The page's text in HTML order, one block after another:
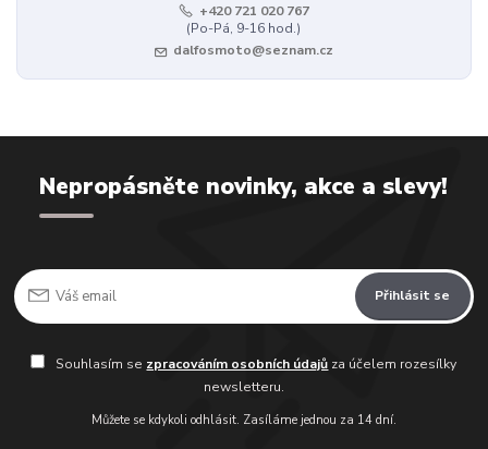
+420 721 020 767
(Po-Pá, 9-16 hod.)
dalfosmoto@seznam.cz
Nepropásněte novinky, akce a slevy!
Přihlásit se
Souhlasím se zpracováním osobních údajů za účelem rozesílky
newsletteru.
Můžete se kdykoli odhlásit. Zasíláme jednou za 14 dní.